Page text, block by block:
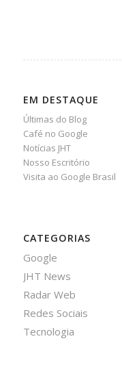
EM DESTAQUE
Últimas do Blog
Café no Google
Notícias JHT
Nosso Escritório
Visita ao Google Brasil
CATEGORIAS
Google
JHT News
Radar Web
Redes Sociais
Tecnologia